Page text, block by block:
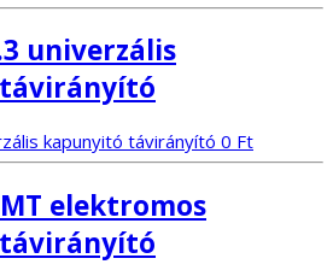
univerzális
0 Ft
elektromos